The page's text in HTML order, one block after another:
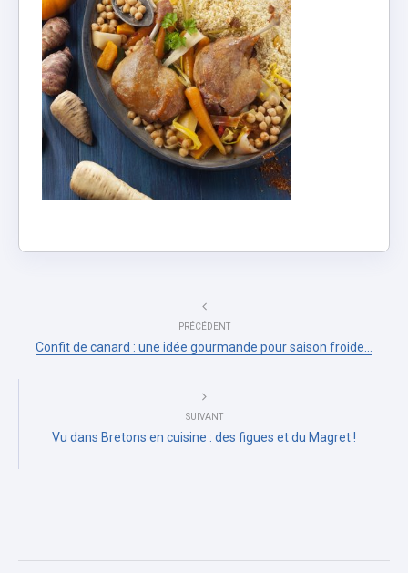
PRÉCÉDENT
Confit de canard : une idée gourmande pour saison froide…
SUIVANT
Vu dans Bretons en cuisine : des figues et du Magret !